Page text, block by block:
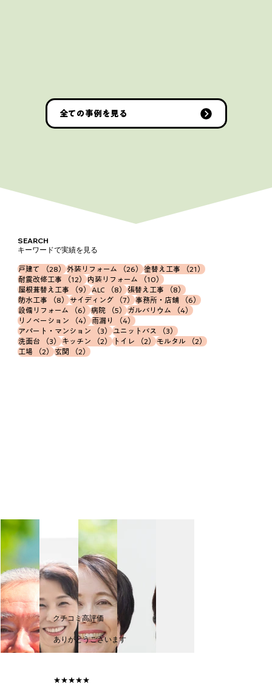
全ての事例を見る
SEARCH
キーワードで実績を見る
戸建て （28）28件の記事
外装リフォーム （26）26件の記事
塗替え工事 （21）21件の記事
耐震改修工事
（12）12件の記事
内装リフォーム （10）10件の記事
屋根葺替え工事
（9）9件の記事
ALC （8）8件の記事
張替え工事 （8）8件の記事
防水工事
（8）8件の記事
サイディング （7）7件の記事
事務所・店舗 （6）6件の記事
設備リフォーム
（6）6件の記事
病院 （5）5件の記事
ガルバリウム （4）4件の記事
リノベーション
（4）4件の記事
雨漏り （4）4件の記事
アパート・マンション
（3）3件の記事
ユニットバス （3）3件の記事
洗面台
（3）3件の記事
キッチン （2）2件の記事
トイレ （2）2件の記事
モルタル （2）2件の記事
工場
（2）2件の記事
玄関 （2）2件の記事
クチコミ高評価
​ありがとうございます
★★★★★